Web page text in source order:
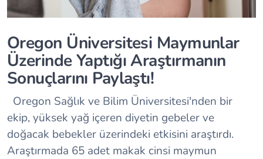
Oregon Üniversitesi Maymunlar
Üzerinde Yaptığı Araştırmanın
Sonuçlarını Paylaştı!
Oregon Sağlık ve Bilim Üniversitesi'nden bir
ekip, yüksek yağ içeren diyetin gebeler ve
doğacak bebekler üzerindeki etkisini araştırdı.
Araştırmada 65 adet makak cinsi maymun